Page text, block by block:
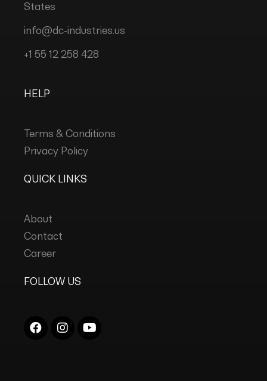
States
info@dc-industries.us
+1 55 12 258 428
HELP
Terms & Conditions
Privacy Policy
QUICK LINKS
About
Contact
Career
FOLLOW US